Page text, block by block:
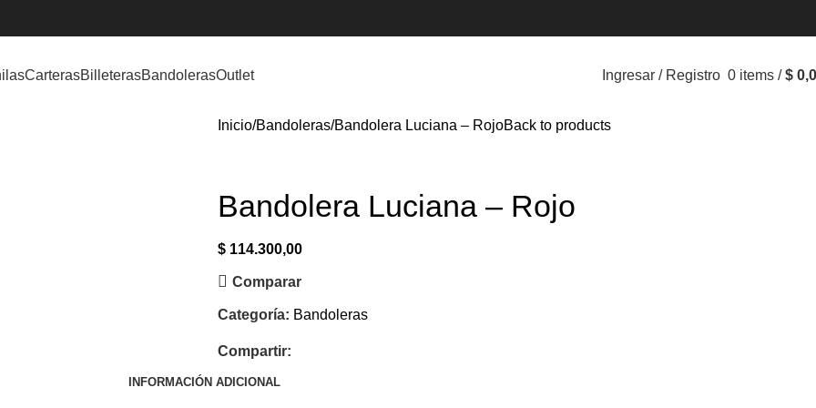
CarterasBilleterasBandolerasOutlet Ingresar / Registro 0 items / $
Inicio Bandoleras Bandolera Luciana – RojoBack to products
Bandolera Luciana – Rojo
$ 114.300,00
Comparar
Categoría: Bandoleras
Compartir:
INFORMACIÓN ADICIONAL